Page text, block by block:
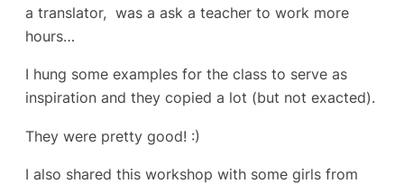
a translator, was a ask a teacher to work more
hours…
I hung some examples for the class to serve as
inspiration and they copied a lot (but not exacted).
They were pretty good! :)
I also shared this workshop with some girls from